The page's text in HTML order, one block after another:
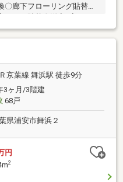
廊下フローリング貼替〇
替【平成28年11月】〇シス
粧台交換〇洗濯防水パン交
面室クロス貼替〇キッチ
玄関収納交換〇玄関タイル
器交換
Ｒ京葉線 舞浜駅 徒歩9分
3ヶ月/3階建
68戸
県浦安市舞浜２
円
2